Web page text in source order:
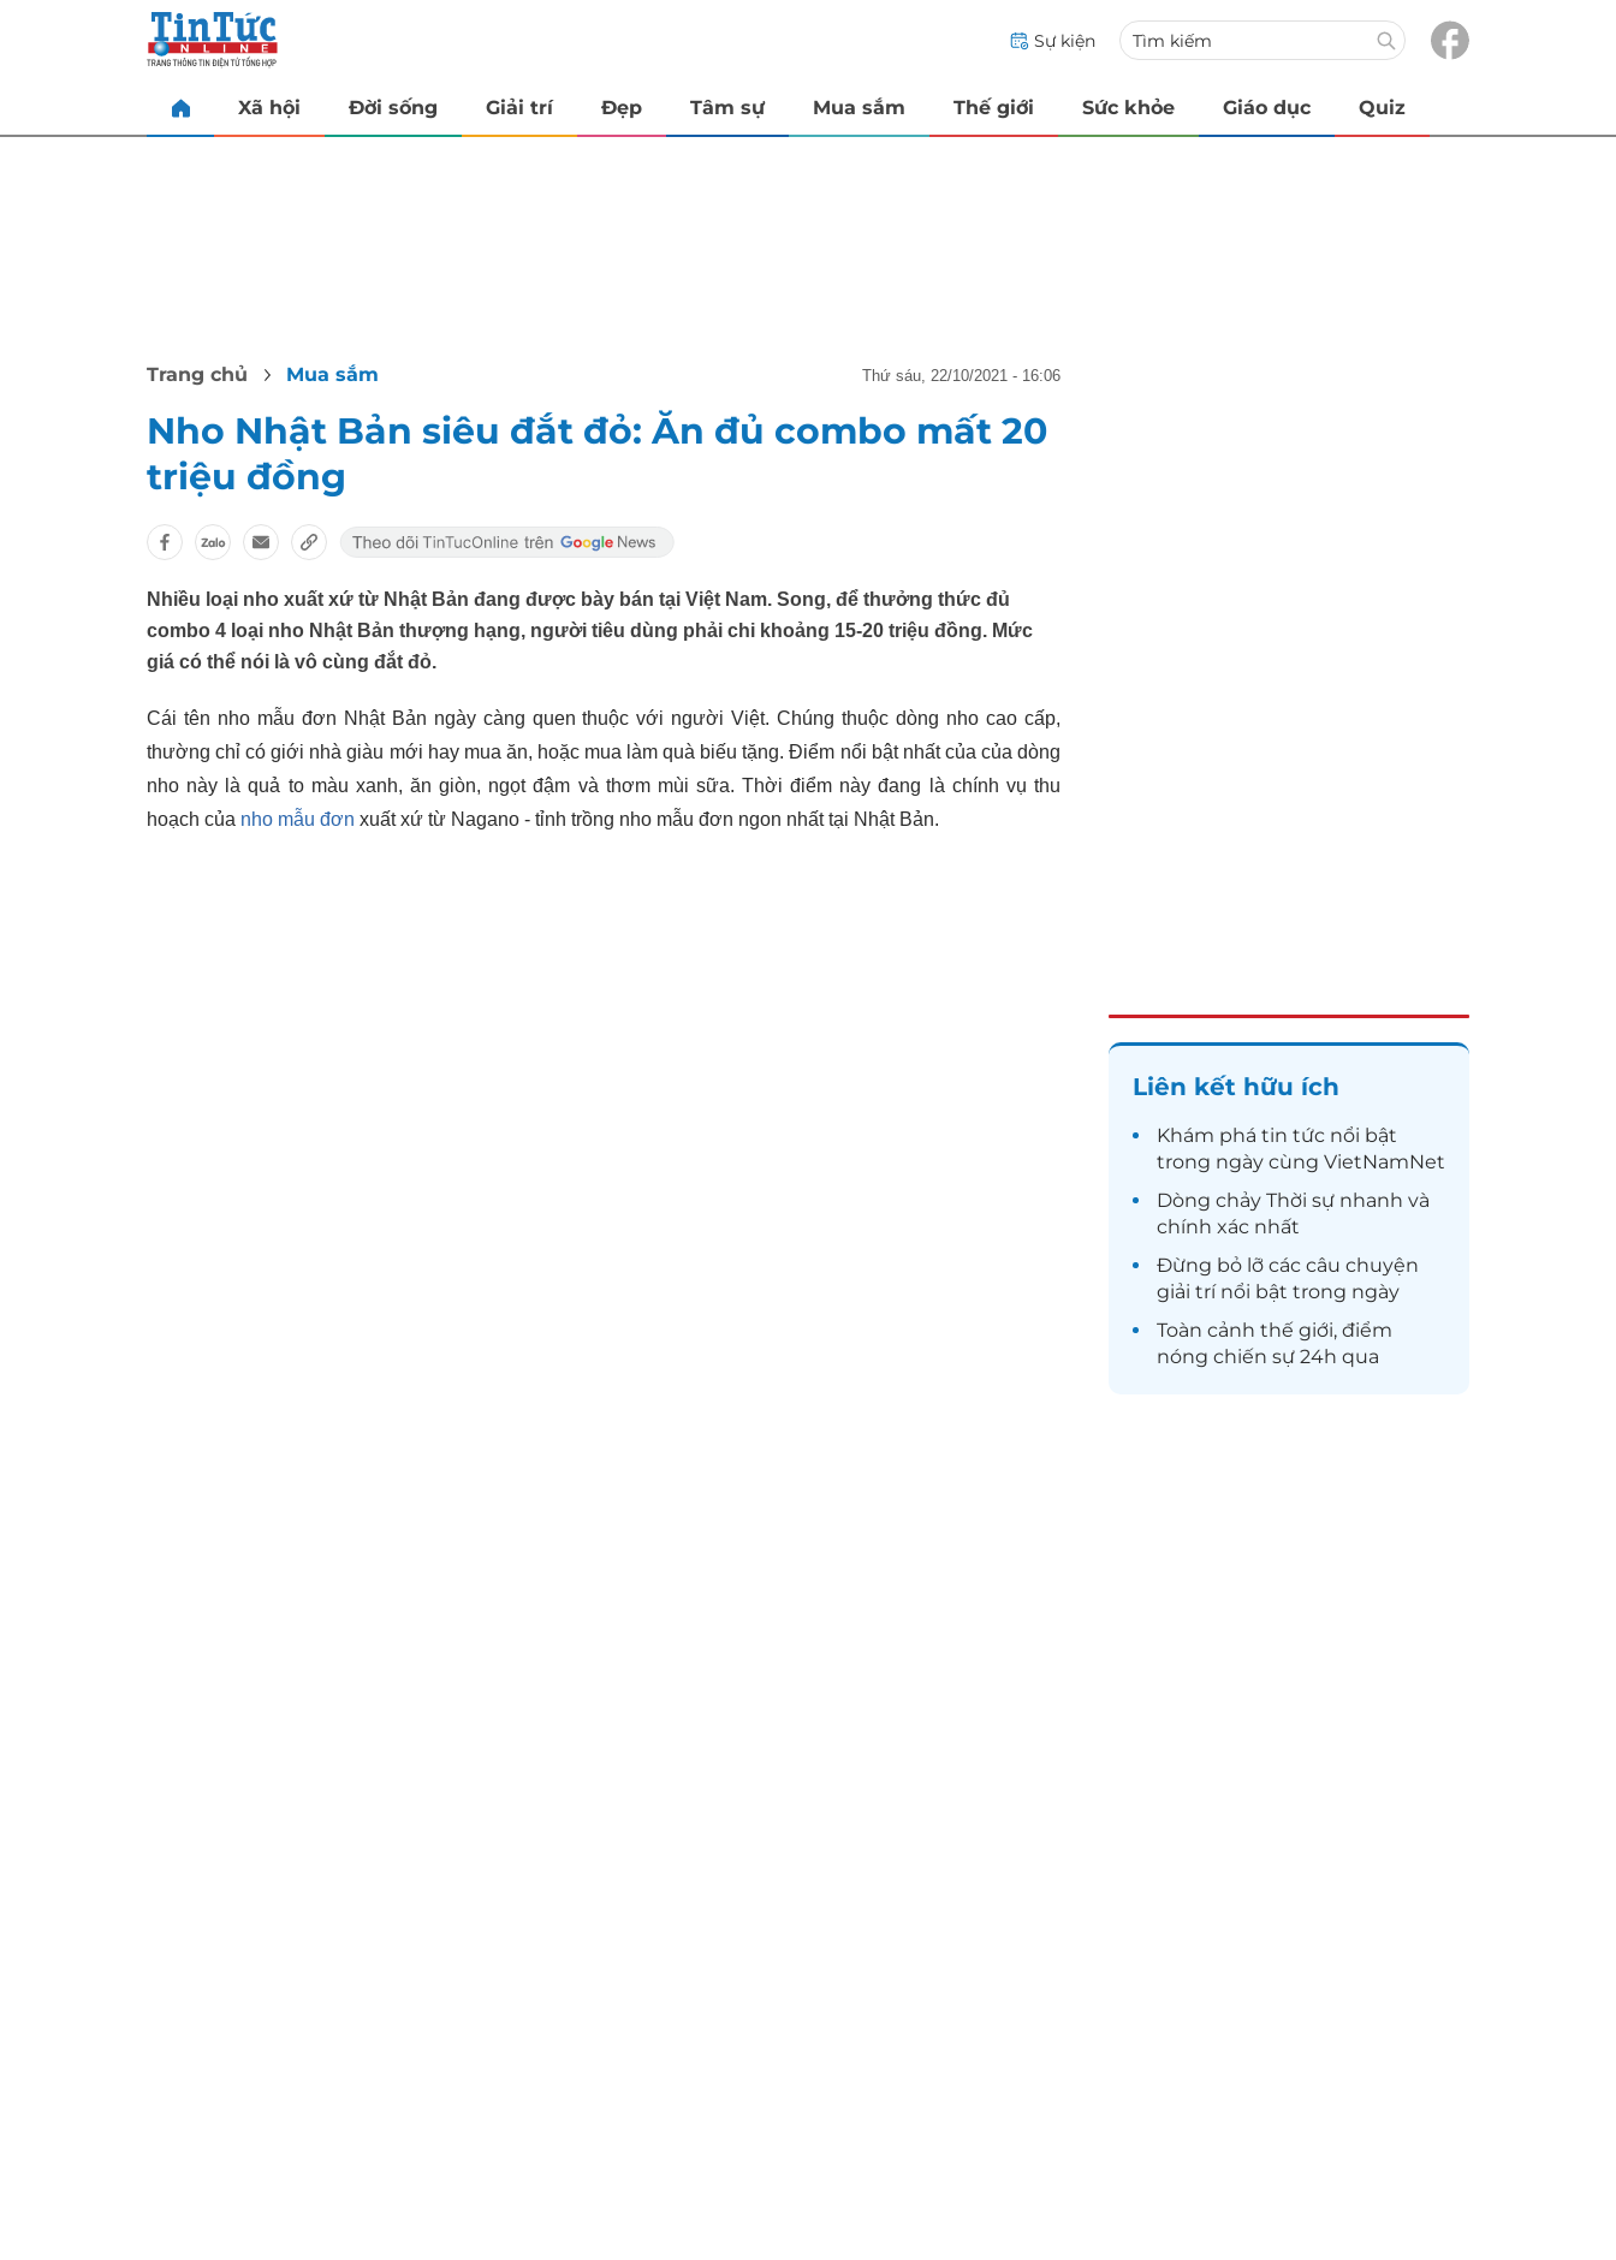
Sự kiện
Xã hội Đời sống Giải trí Đẹp Tâm sự Mua sắm Thế giới Sức khỏe Giáo dục Quiz
Trang chủ Mua sắm thứ sáu, 22/10/2021 - 16:06
Nho Nhật Bản siêu đắt đỏ: Ăn đủ combo mất 20
triệu đồng
Nhiều loại nho xuất xứ từ Nhật Bản đang được bày bán tại Việt Nam. Song, để thưởng thức đủ
combo 4 loại nho Nhật Bản thượng hạng, người tiêu dùng phải chi khoảng 15-20 triệu đồng. Mức
giá có thể nói là vô cùng đắt đỏ.
Cái tên nho mẫu đơn Nhật Bản ngày càng quen thuộc với người Việt. Chúng thuộc dòng nho cao cấp,
thường chỉ có giới nhà giàu mới hay mua ăn, hoặc mua làm quà biếu tặng. Điểm nổi bật nhất của của dòng
nho này là quả to màu xanh, ăn giòn, ngọt đậm và thơm mùi sữa. Thời điểm này đang là chính vụ thu
hoạch của nho mẫu đơn xuất xứ từ Nagano - tỉnh trồng nho mẫu đơn ngon nhất tại Nhật Bản.
Liên kết hữu ích
Khám phá tin tức nổi bật
trong ngày cùng VietNamNet
Dòng chảy Thời sự nhanh và
chính xác nhất
Đừng bỏ lỡ các câu chuyện
giải trínổi bật trong ngày
Toàn cảnh thế giới, điểm
nóng chiến sự 24h qua